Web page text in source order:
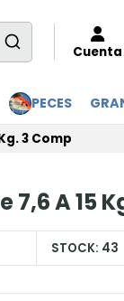
Cuenta
PECES
3 Comp
A 15
STOCK: 43